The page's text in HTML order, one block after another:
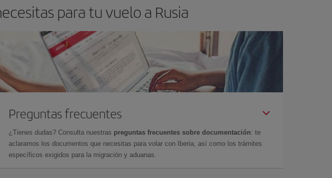
para tu vuelo a Rusia
Preguntas frecuentes
¿Tienes dudas? Consulta nuestras preguntas frecuentes sobre documentación: te
aclaramos los documentos que necesitas para volar con Iberia, así como los trámites
específicos exigidos para la migración y aduanas.